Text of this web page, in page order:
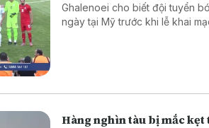
Ghalenoei cho biết đội tuyển
ngày tại Mỹ trước khi lễ khai
Hàng nghìn tàu bị mắc